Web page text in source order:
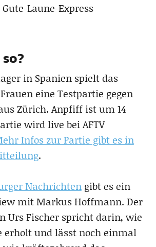
Laune-Express
in Spanien spielt das
eine Testpartie gegen
Zürich. Anpfiff ist um 14
wird live bei AFTV
Infos zur Partie gibt es in
.
Nachrichtengibt es ein
mit Markus Hoffmann. Der
Urs Fischer spricht darin, wie
erholt und lässt noch einmal